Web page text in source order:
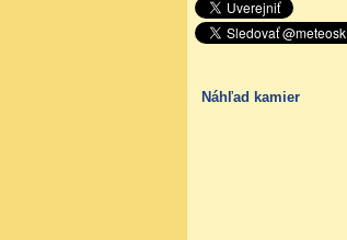
Náhľad kamier